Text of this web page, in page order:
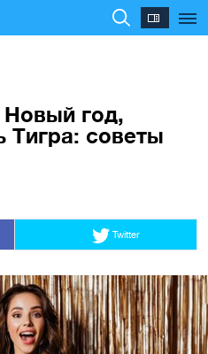
Новый год,
Тигра: советы
Twitter